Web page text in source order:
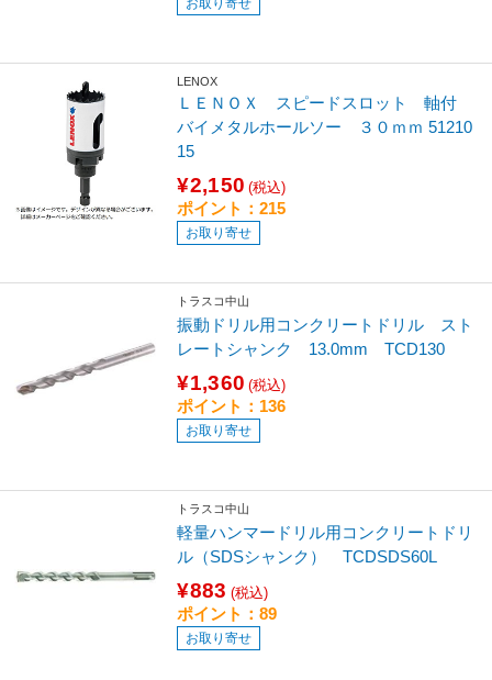
LENOX
ＬＥＮＯＸ スピードスロット 軸付
バイメタルホールソー ３０ｍｍ 51210
15
¥2,150 (税込)
ポイント：215
お取り寄せ
トラスコ中山
振動ドリル用コンクリートドリル スト
レートシャンク 13.0mm TCD130
¥1,360 (税込)
ポイント：136
お取り寄せ
トラスコ中山
軽量ハンマードリル用コンクリートドリ
ル（SDSシャンク） TCDSDS60L
¥883 (税込)
ポイント：89
お取り寄せ